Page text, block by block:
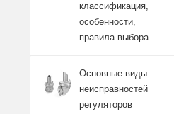
классификация,
особенности,
правила выбора
Основные виды
неисправностей
регуляторов